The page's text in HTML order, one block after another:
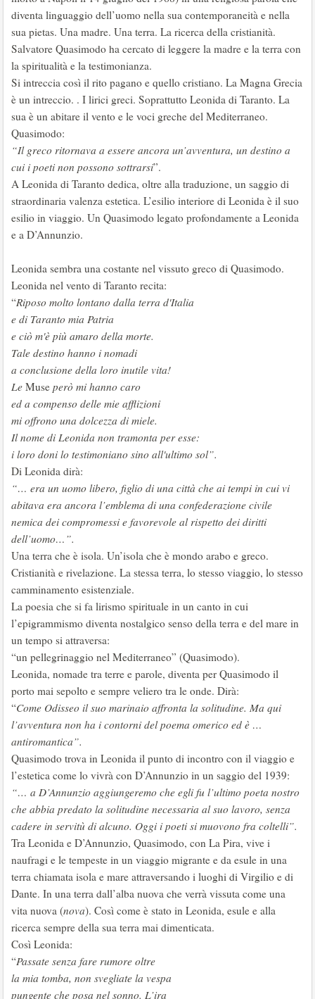
diventa linguaggio dell’uomo nella sua contemporaneità e nella
sua pietas. Una madre. Una terra. La ricerca della cristianità.
Salvatore Quasimodo ha cercato di leggere la madre e la terra con
la spiritualità e la testimonianza.
Si intreccia così il rito pagano e quello cristiano. La Magna Grecia
è un intreccio. . I lirici greci. Soprattutto Leonida di Taranto. La
sua è un abitare il vento e le voci greche del Mediterraneo.
Quasimodo:
“Il greco ritornava a essere ancora un’avventura, un destino a
cui i poeti non possono sottrarsi”.
A Leonida di Taranto dedica, oltre alla traduzione, un saggio di
straordinaria valenza estetica. L’esilio interiore di Leonida è il suo
esilio in viaggio. Un Quasimodo legato profondamente a Leonida
e a D’Annunzio.
Leonida sembra una costante nel vissuto greco di Quasimodo.
Leonida nel vento di Taranto recita:
“Riposo molto lontano dalla terra d'Italia
e di Taranto mia Patria
e ciò m'è più amaro della morte.
Tale destino hanno i nomadi
a conclusione della loro inutile vita!
Le Muse però mi hanno caro
ed a compenso delle mie afflizioni
mi offrono una dolcezza di miele.
Il nome di Leonida non tramonta per esse:
i loro doni lo testimoniano sino all'ultimo sol”.
Di Leonida dirà:
“… era un uomo libero, figlio di una città che ai tempi in cui vi
abitava era ancora l’emblema di una confederazione civile
nemica dei compromessi e favorevole al rispetto dei diritti
dell’uomo…”.
Una terra che è isola. Un’isola che è mondo arabo e greco.
Cristianità e rivelazione. La stessa terra, lo stesso viaggio, lo stesso
camminamento esistenziale.
La poesia che si fa lirismo spirituale in un canto in cui
l’epigrammismo diventa nostalgico senso della terra e del mare in
un tempo si attraversa:
“un pellegrinaggio nel Mediterraneo” (Quasimodo).
Leonida, nomade tra terre e parole, diventa per Quasimodo il
porto mai sepolto e sempre veliero tra le onde. Dirà:
“Come Odisseo il suo marinaio affronta la solitudine. Ma qui
l’avventura non ha i contorni del poema omerico ed è …
antiromantica”.
Quasimodo trova in Leonida il punto di incontro con il viaggio e
l’estetica come lo vivrà con D’Annunzio in un saggio del 1939:
“… a D’Annunzio aggiungeremo che egli fu l’ultimo poeta nostro
che abbia predato la solitudine necessaria al suo lavoro, senza
cadere in servitù di alcuno. Oggi i poeti si muovono fra coltelli”.
Tra Leonida e D’Annunzio, Quasimodo, con La Pira, vive i
naufragi e le tempeste in un viaggio migrante e da esule in una
terra chiamata isola e mare attraversando i luoghi di Virgilio e di
Dante. In una terra dall’alba nuova che verrà vissuta come una
vita nuova (nova). Così come è stato in Leonida, esule e alla
ricerca sempre della sua terra mai dimenticata.
Così Leonida:
“Passate senza fare rumore oltre
la mia tomba, non svegliate la vespa
pungente che posa nel sonno. L’ira